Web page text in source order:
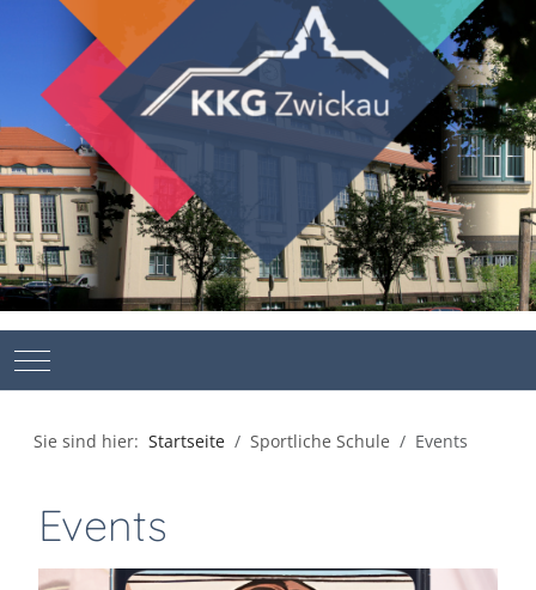
Mobile Menu Toggle
Sie sind hier: Startseite Sportliche Schule Events
Events